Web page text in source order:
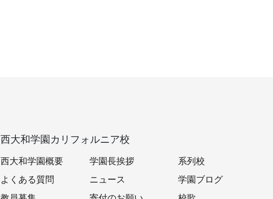
西大和学園カリフォルニア校
西大和学園概要 学園長挨拶
系列校
よくある質問
ニュース
学園ブログ